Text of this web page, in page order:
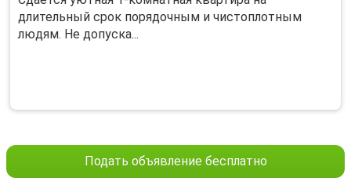
длительный срок порядочным и чистоплотным
людям. Не допуска...
Подать объявление бесплатно